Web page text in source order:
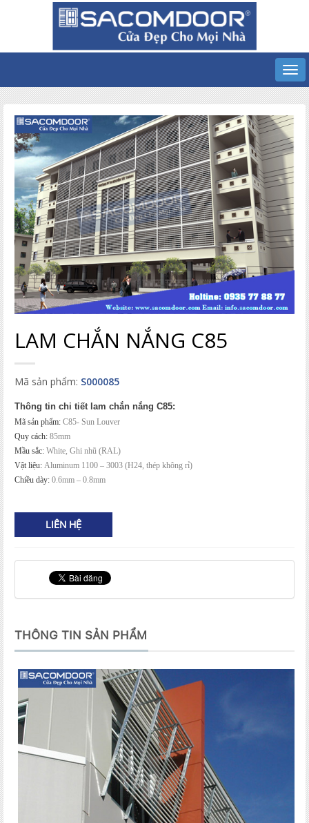
LAM CHẮN NẮNG C85
Mã sản phẩm: S000085
Thông tin chi tiết lam chắn nắng C85:
Mã sản phẩm: C85- Sun Louver
Quy cách: 85mm
Mầu sắc: White, Ghi nhũ (RAL)
Vật liệu: Aluminum 1100 – 3003 (H24, thép không rỉ)
Chiều dày: 0.6mm – 0.8mm
LIÊN HỆ
THÔNG TIN SẢN PHẨM